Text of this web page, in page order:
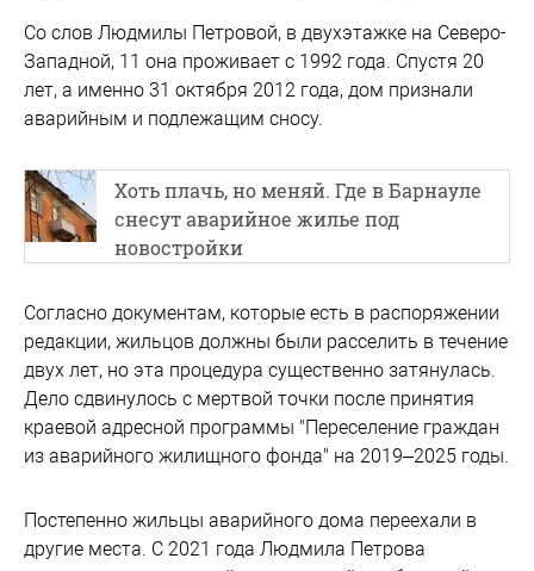
Со слов Людмилы Петровой, в двухэтажке на Северо-
Западной, 11 она проживает с 1992 года. Спустя 20
лет, а именно 31 октября 2012 года, дом признали
аварийным и подлежащим сносу.
Хоть плачь, но меняй. Где в Барнауле
снесут аварийное жилье под
новостройки
Согласно документам, которые есть в распоряжении
редакции, жильцов должны были расселить в течение
двух лет, но эта процедура существенно затянулась.
Дело сдвинулось с мертвой точки после принятия
краевой адресной программы "Переселение граждан
из аварийного жилищного фонда" на 2019–2025 годы.
Постепенно жильцы аварийного дома переехали в
другие места. С 2021 года Людмила Петрова